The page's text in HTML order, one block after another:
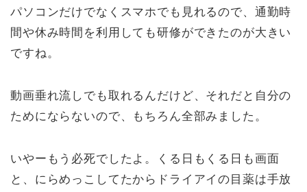
パソコンだけでなくスマホでも見れるので、通勤時
間や休み時間を利用しても研修ができたのが大きい
ですね。
動画垂れ流しでも取れるんだけど、それだと自分の
ためにならないので、もちろん全部みました。
いやーもう必死でしたよ。くる日もくる日も画面
と、にらめっこしてたからドライアイの目薬は手放